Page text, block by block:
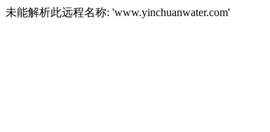
未能解析此远程名称: 'www.yinchuanwater.com'